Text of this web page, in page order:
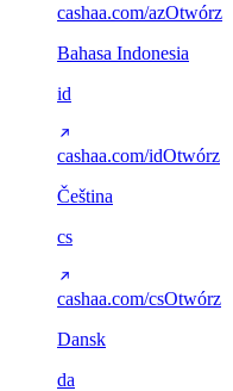
cashaa.com/azOtwórz
Bahasa Indonesia
id
cashaa.com/idOtwórz
Čeština
cs
cashaa.com/csOtwórz
Dansk
da